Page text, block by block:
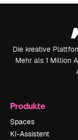
Die kreative
Mehr als 1 Million
Produkte
Spaces
KI-Assistent